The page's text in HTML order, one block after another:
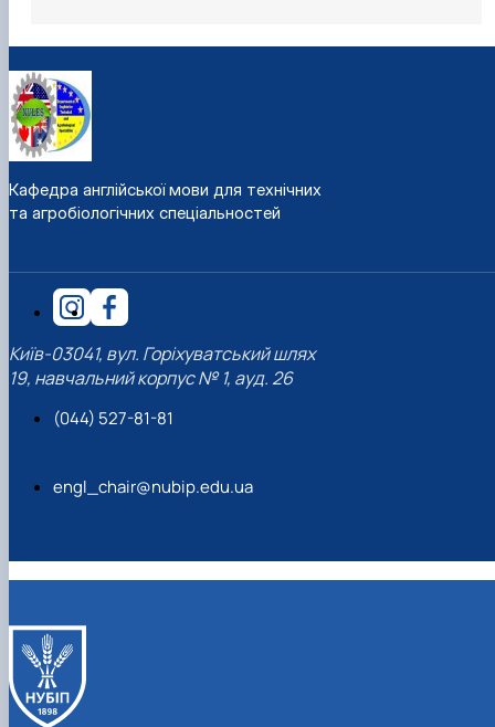
Кафедра англійської мови для технічних
та агробіологічних спеціальностей
Київ-03041, вул. Горіхуватський шлях
19, навчальний корпус № 1, ауд. 26
(044) 527-81-81
engl_chair@nubip.edu.ua